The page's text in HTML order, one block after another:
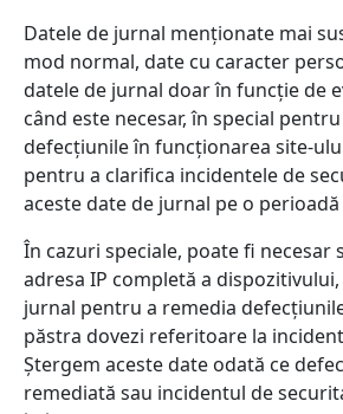
Datele de jurnal menționate mai
mod normal, date cu caracter
datele de jurnal doar în funcție de
când este necesar, în special
defecțiunile în funcționarea site-
pentru a clarifica incidentele de
aceste date de jurnal pe o
În cazuri speciale, poate fi necesar
adresa IP completă a
jurnal pentru a remedia
păstra dovezi referitoare la
Ștergem aceste date odată ce
remediată sau incidentul de